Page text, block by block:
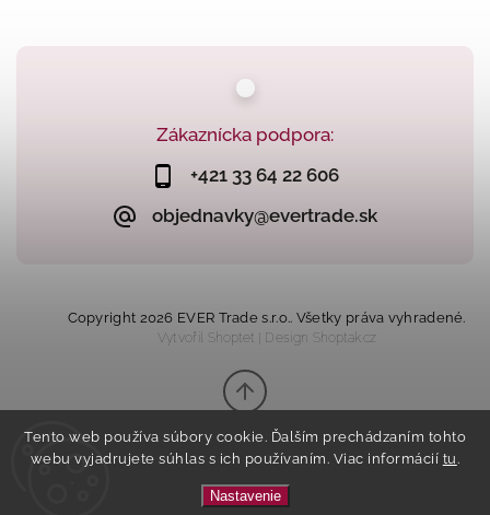
Tento web používa súbory cookie. Ďalším prechádzaním tohto
webu vyjadrujete súhlas s ich používaním. Viac informácií tu.
Nastavenie
Zákaznícka podpora:
+421 33 64 22 606
objednavky@evertrade.sk
Copyright 2026 EVER Trade s.r.o.. Všetky práva vyhradené.
Vytvořil Shoptet | Design Shoptak.cz